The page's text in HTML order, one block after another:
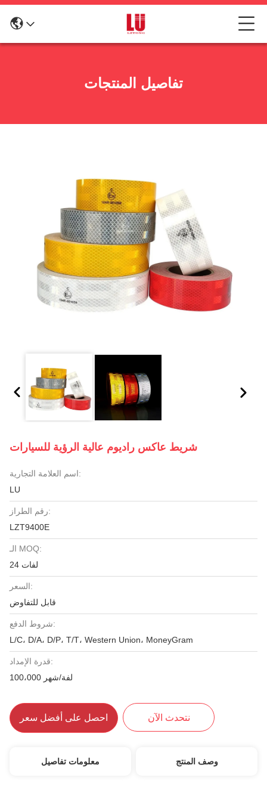
تفاصيل المنتجات
شريط عاكس راديوم عالية الرؤية للسيارات
اسم العلامة التجارية:
LU
رقم الطراز:
LZT9400E
الـ MOQ:
24 لفات
السعر:
قابل للتفاوض
شروط الدفع:
L/C، D/A، D/P، T/T، Western Union، MoneyGram
قدرة الإمداد:
100،000 لفة/شهر
احصل على أفضل سعر نتحدث الآن
معلومات تفاصيل وصف المنتج